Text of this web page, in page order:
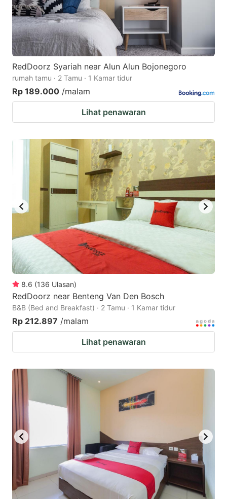
RedDoorz Syariah near Alun Alun Bojonegoro
rumah tamu · 2 Tamu · 1 Kamar tidur
Rp 189.000 /malam
Lihat penawaran
8.6 (136 Ulasan)
RedDoorz near Benteng Van Den Bosch
B&B (Bed and Breakfast) · 2 Tamu · 1 Kamar tidur
Rp 212.897 /malam
Lihat penawaran